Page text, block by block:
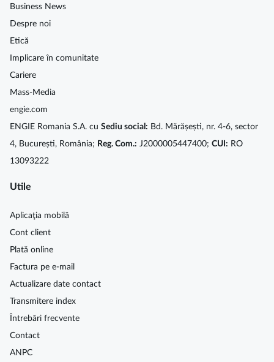
Business News
Despre noi
Etică
Implicare în comunitate
Cariere
Mass-Media
engie.com
ENGIE Romania S.A. cu Sediu social: Bd. Mărășești, nr. 4-6, sector
4, București, România; Reg. Com.: J2000005447400; CUI: RO
13093222
Utile
Aplicaţia mobilă
Cont client
Plată online
Factura pe e-mail
Actualizare date contact
Transmitere index
Întrebări frecvente
Contact
ANPC